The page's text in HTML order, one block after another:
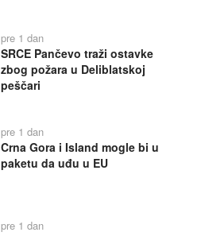
pre 1 dan
SRCE Pančevo traži ostavke
zbog požara u Deliblatskoj
peščari
pre 1 dan
Crna Gora i Island mogle bi u
paketu da uđu u EU
pre 1 dan